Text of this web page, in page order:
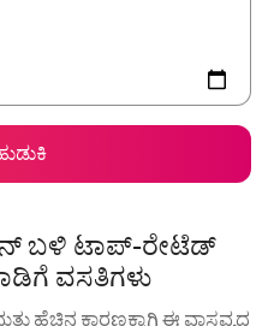
ಬಳಿ ಟಾಪ್-ರೇಟೆಡ್
ವಸತಿಗಳು
ಹೆಚ್ಚಿನ ಕಾರಣಕ್ಕಾಗಿ ಈ ವಾಸ್ತವ್ಯದ